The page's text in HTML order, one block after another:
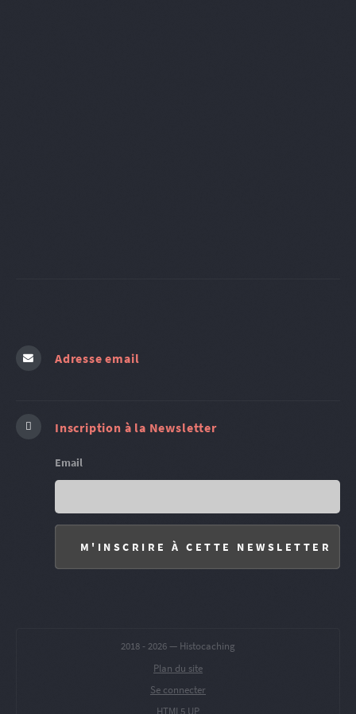
Adresse email
Inscription à la Newsletter
Email
2018 - 2026 — Histocaching
Plan du site
Se connecter
HTML5 UP